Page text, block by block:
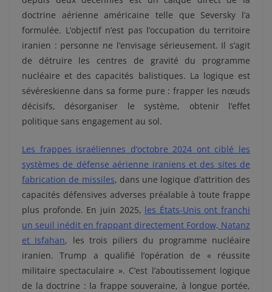
doctrine aérienne américaine telle que Seversky l’a
formulée. L’objectif n’est pas l’occupation du territoire
iranien : personne ne l’envisage sérieusement. Il s’agit
de détruire les centres de gravité du programme
nucléaire et des capacités balistiques. La logique est
sévéreskienne dans sa forme pure : frapper les nœuds
décisifs, désorganiser le système, obtenir l’effet
politique sans engagement au sol.
Les frappes israéliennes d’octobre 2024 ont ciblé les
systèmes de défense aérienne iraniens et des sites de
fabrication de missiles, dans une logique d’attrition des
capacités défensives adverses préalable à toute frappe
plus profonde. En juin 2025, les États-Unis ont franchi
un seuil inédit en frappant directement Fordow, Natanz
et Isfahan, les trois piliers du programme nucléaire
iranien. Trump a qualifié l’opération de « réussite
militaire spectaculaire ». C’est l’aboutissement logique
de la doctrine : la frappe souveraine, à longue portée,